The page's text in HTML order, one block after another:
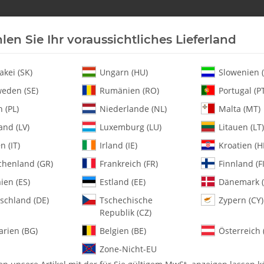
Neu an Lager Helikopter Turbine Heli-
Horn 18.5mm - Set
4400-21 Futaba
Set
Artikelnummer:
Kategorie:
Servos
4400-21 Futaba Servo
Sie Ihr voraussichtliches Lieferland
(SK) Ungarn (HU)
Slowenien
(SE)
Rumänien (RO)
Portugal
(PL)
Niederlande (NL)
Malta (MT)
(LV)
Luxemburg (LU)
Litauen (LT)
(IT)
Irland (IE)
Kroatien
(GR)
Frankreich (FR)
Finnland
(ES)
Estland (EE)
Dänemark
(DE)
Tschechische
Republik (CZ)
Zypern (CY)
(BG) Belgien (BE)
Österreich
Zone-Nicht-EU